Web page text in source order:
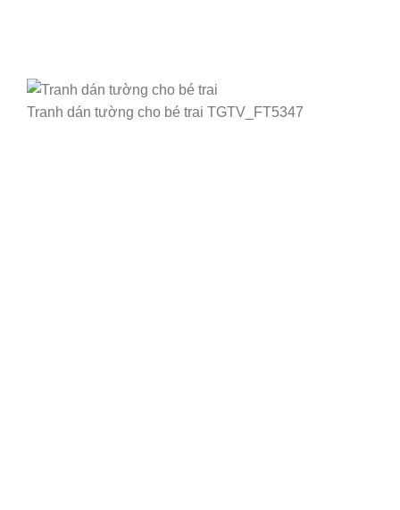
Tranh dán tường cho bé trai TGTV_FT5347